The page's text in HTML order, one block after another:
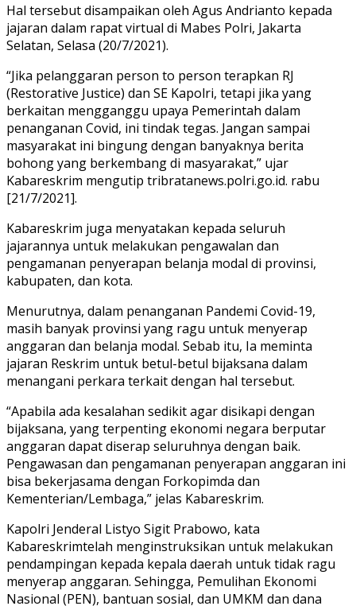
Hal tersebut disampaikan oleh Agus Andrianto kepada
jajaran dalam rapat virtual di Mabes Polri, Jakarta
Selatan, Selasa (20/7/2021).
“Jika pelanggaran person to person terapkan RJ
(Restorative Justice) dan SE Kapolri, tetapi jika yang
berkaitan mengganggu upaya Pemerintah dalam
penanganan Covid, ini tindak tegas. Jangan sampai
masyarakat ini bingung dengan banyaknya berita
bohong yang berkembang di masyarakat,” ujar
Kabareskrim mengutip tribratanews.polri.go.id. rabu
[21/7/2021].
Kabareskrim juga menyatakan kepada seluruh
jajarannya untuk melakukan pengawalan dan
pengamanan penyerapan belanja modal di provinsi,
kabupaten, dan kota.
Menurutnya, dalam penanganan Pandemi Covid-19,
masih banyak provinsi yang ragu untuk menyerap
anggaran dan belanja modal. Sebab itu, Ia meminta
jajaran Reskrim untuk betul-betul bijaksana dalam
menangani perkara terkait dengan hal tersebut.
“Apabila ada kesalahan sedikit agar disikapi dengan
bijaksana, yang terpenting ekonomi negara berputar
anggaran dapat diserap seluruhnya dengan baik.
Pengawasan dan pengamanan penyerapan anggaran ini
bisa bekerjasama dengan Forkopimda dan
Kementerian/Lembaga,” jelas Kabareskrim.
Kapolri Jenderal Listyo Sigit Prabowo, kata
Kabareskrimtelah menginstruksikan untuk melakukan
pendampingan kepada kepala daerah untuk tidak ragu
menyerap anggaran. Sehingga, Pemulihan Ekonomi
Nasional (PEN), bantuan sosial, dan UMKM dan dana